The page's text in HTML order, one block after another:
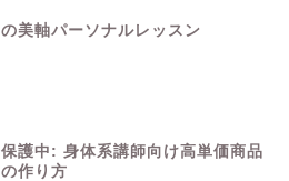
の美軸パーソナルレッスン
保護中: 身体系講師向け高単価商品
の作り方